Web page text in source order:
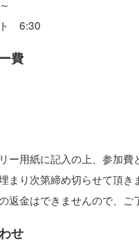
ト 6:30
費
ー用紙に記入の上、参加費
まり次第締め切らせて頂き
返金はできませんので、ご
せ